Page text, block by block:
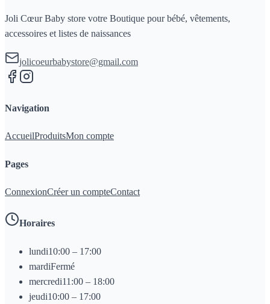
Joli Cœur Baby store votre Boutique pour bébé, vêtements,
accessoires et listes de naissances
jolicoeurbabystore@gmail.com
Navigation
AccueilProduitsMon compte
Pages
ConnexionCréer un compteContact
Horaires
lundi10:00 – 17:00
mardiFermé
mercredi11:00 – 18:00
jeudi10:00 – 17:00